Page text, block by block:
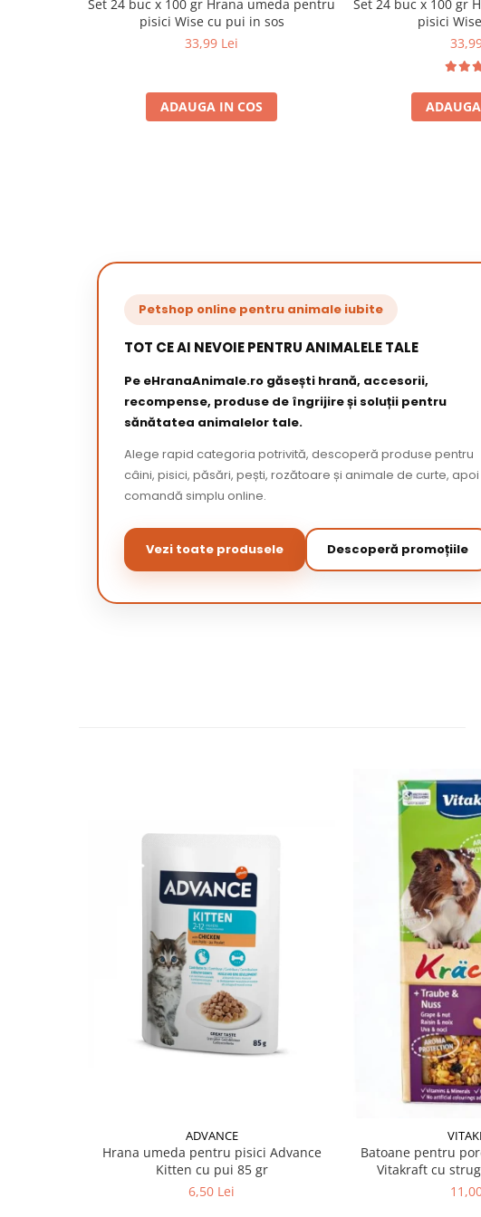
Set 24 buc x 100 gr Hrana umeda pentru
pisici Wise cu pui in sos
33,99 Lei
ADAUGA IN COS
Set 24 buc x 100 gr
pisici
Petshop online pentru animale iubite
TOT CE AI NEVOIE PENTRU ANIMALELE TALE
Pe eHranaAnimale.ro găsești hrană, accesorii,
recompense, produse de îngrijire și soluții pentru
sănătatea animalelor tale.
Alege rapid categoria potrivită, descoperă produse pentru
câini, pisici, păsări, pești, rozătoare și animale de curte, apoi
comandă simplu online.
Vezi toate produsele Descoperă promoțiile
ADVANCE
Hrana umeda pentru pisici Advance
Kitten cu pui 85 gr
6,50 Lei
Batoane pentru
Vitakraft cu